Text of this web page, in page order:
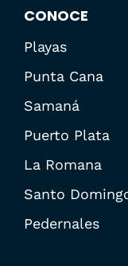
CONOCE
Playas
Punta Cana
Samaná
Puerto Plata
La Romana
Santo
Pedernales